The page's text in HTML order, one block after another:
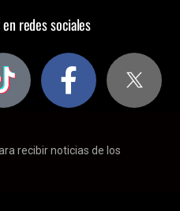
redes sociales
recibir noticias de los